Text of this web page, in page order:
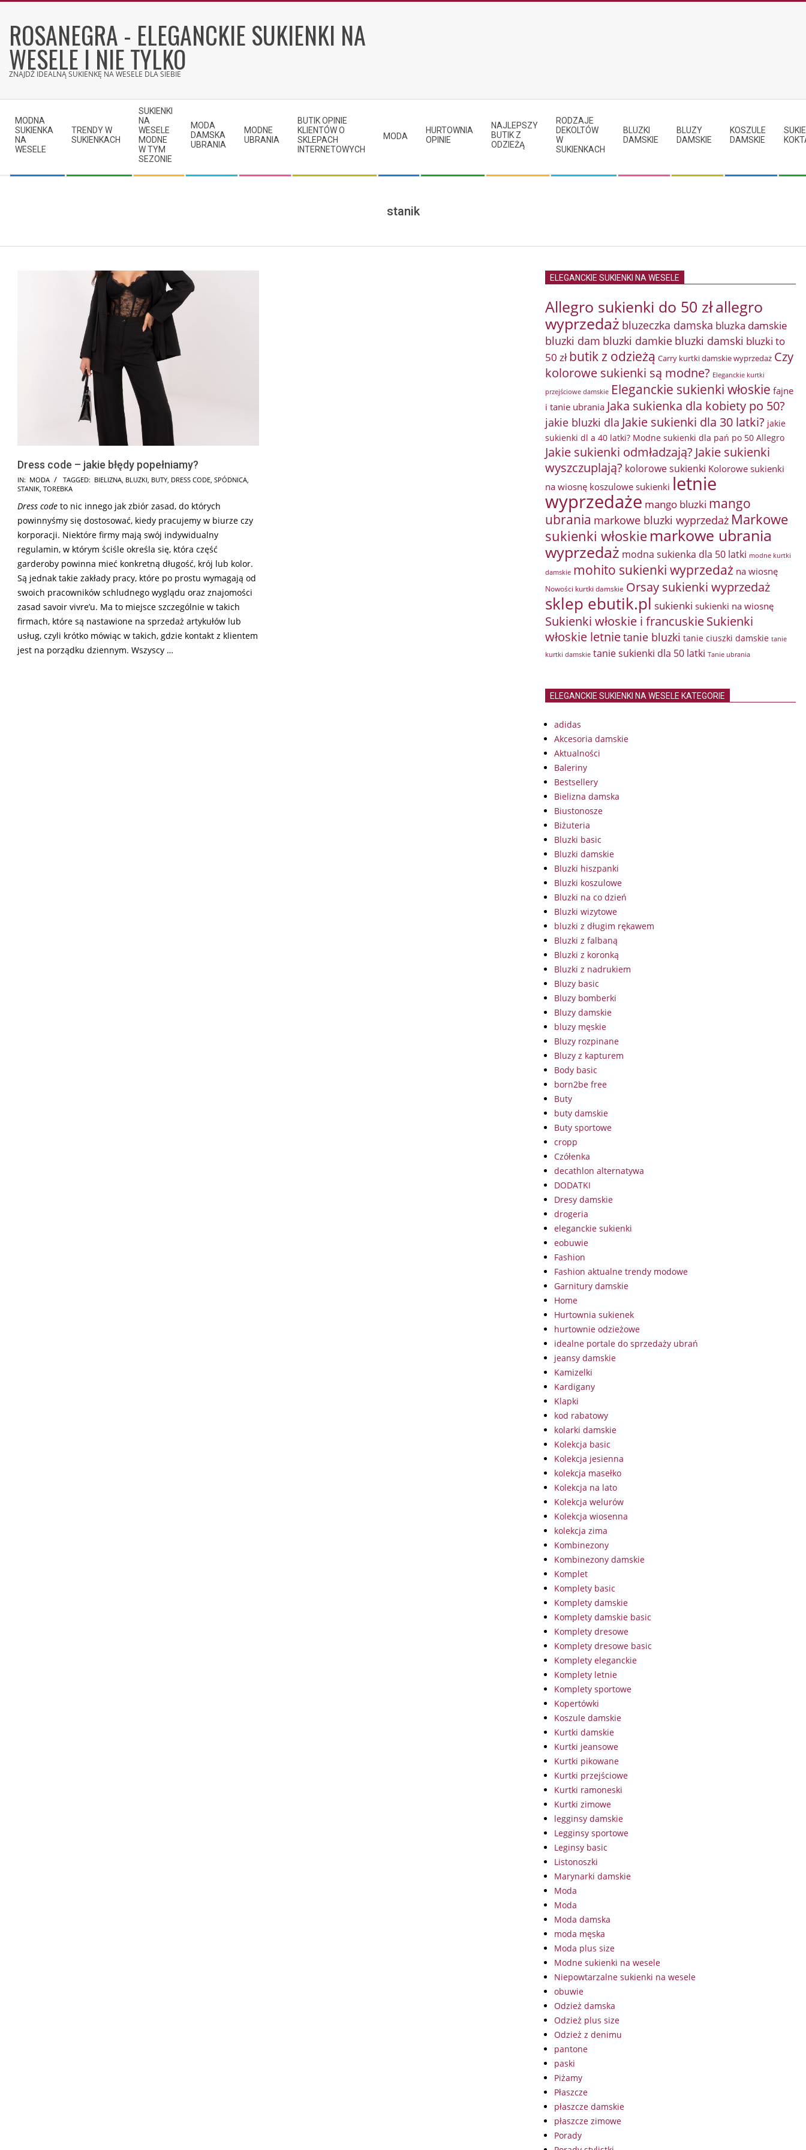
contentROSANEGRA - ELEGANCKIE SUKIENKI NA
WESELE I NIE TYLKO
ZNAJDŹ IDEALNĄ SUKIENKĘ NA WESELE DLA SIEBIE
Navigation
Menu
MODNA
SUKIENKA
NA
WESELE
TRENDY W
SUKIENKACH
SUKIENKI
NA
WESELE
MODNE
W TYM
SEZONIE
MODA
DAMSKA
UBRANIA
MODNE
UBRANIA
BUTIK OPINIE
KLIENTÓW O
SKLEPACH
INTERNETOWYCH
MODA
HURTOWNIA
OPINIE
NAJLEPSZY
BUTIK Z
ODZIEŻĄ
RODZAJE
DEKOLTÓW
W
SUKIENKACH
BLUZKI
DAMSKIE
BLUZY
DAMSKIE
KOSZULE
DAMSKIE
stanik
Dress code – jakie błędy popełniamy?
2018-
03-
16
IN: MODA TAGGED: BIELIZNA, BLUZKI, BUTY, DRESS CODE, SPÓDNICA,
STANIK, TOREBKA
Dress code to nic innego jak zbiór zasad, do których
powinnyśmy się dostosować, kiedy pracujemy w biurze czy
korporacji. Niektóre firmy mają swój indywidualny
regulamin, w którym ściśle określa się, która część
garderoby powinna mieć konkretną długość, krój lub kolor.
Są jednak takie zakłady pracy, które po prostu wymagają od
swoich pracowników schludnego wyglądu oraz znajomości
zasad savoir vivre’u. Ma to miejsce szczególnie w takich
firmach, które są nastawione na sprzedaż artykułów lub
usług, czyli krótko mówiąc w takich, gdzie kontakt z klientem
jest na porządku dziennym. Wszyscy …
ELEGANCKIE SUKIENKI NA WESELE
Allegro sukienki do 50 złallegro
wyprzedaż bluzeczka damska bluzka damskie
bluzki dam bluzki damkie bluzki damski bluzki to
50 zł butik z odzieżą Carry kurtki damskie wyprzedaż Czy
kolorowe sukienki są modne? Eleganckie kurtki
przejściowe damskie Eleganckie sukienki włoskie fajne
i tanie ubrania Jaka sukienka dla kobiety po 50?
jakie bluzki dla Jakie sukienki dla 30 latki? jakie
sukienki dl a 40 latki? Modne sukienki dla pań po 50 Allegro
Jakie sukienki odmładzają? Jakie sukienki
wyszczuplają? kolorowe sukienki Kolorowe sukienki
na wiosnę koszulowe sukienki letnie
wyprzedaże mango bluzki mango
ubrania markowe bluzki wyprzedaż Markowe
sukienki włoskie markowe ubrania
wyprzedaż modna sukienka dla 50 latki modne kurtki
damskie mohito sukienki wyprzedaż na wiosnę
Nowości kurtki damskie Orsay sukienki wyprzedaż
sklep ebutik.pl sukienki sukienki na wiosnę
Sukienki włoskie i francuskieSukienki
włoskie letnietanie bluzki tanie ciuszki damskie tanie
kurtki damskie tanie sukienki dla 50 latki Tanie ubrania
ELEGANCKIE SUKIENKI NA WESELE KATEGORIE
adidas
Akcesoria damskie
Aktualności
Baleriny
Bestsellery
Bielizna damska
Biustonosze
Biżuteria
Bluzki basic
Bluzki damskie
Bluzki hiszpanki
Bluzki koszulowe
Bluzki na co dzień
Bluzki wizytowe
bluzki z długim rękawem
Bluzki z falbaną
Bluzki z koronką
Bluzki z nadrukiem
Bluzy basic
Bluzy bomberki
Bluzy damskie
bluzy męskie
Bluzy rozpinane
Bluzy z kapturem
Body basic
born2be free
Buty
buty damskie
Buty sportowe
cropp
Czółenka
decathlon alternatywa
DODATKI
Dresy damskie
drogeria
eleganckie sukienki
eobuwie
Fashion
Fashion aktualne trendy modowe
Garnitury damskie
Home
Hurtownia sukienek
hurtownie odzieżowe
idealne portale do sprzedaży ubrań
jeansy damskie
Kamizelki
Kardigany
Klapki
kod rabatowy
kolarki damskie
Kolekcja basic
Kolekcja jesienna
kolekcja masełko
Kolekcja na lato
Kolekcja welurów
Kolekcja wiosenna
kolekcja zima
Kombinezony
Kombinezony damskie
Komplet
Komplety basic
Komplety damskie
Komplety damskie basic
Komplety dresowe
Komplety dresowe basic
Komplety eleganckie
Komplety letnie
Komplety sportowe
Kopertówki
Koszule damskie
Kurtki damskie
Kurtki jeansowe
Kurtki pikowane
Kurtki przejściowe
Kurtki ramoneski
Kurtki zimowe
legginsy damskie
Legginsy sportowe
Leginsy basic
Listonoszki
Marynarki damskie
Moda
Moda
Moda damska
moda męska
Moda plus size
Modne sukienki na wesele
Niepowtarzalne sukienki na wesele
obuwie
Odzież damska
Odzież plus size
Odzież z denimu
pantone
paski
Piżamy
Płaszcze
płaszcze damskie
płaszcze zimowe
Porady